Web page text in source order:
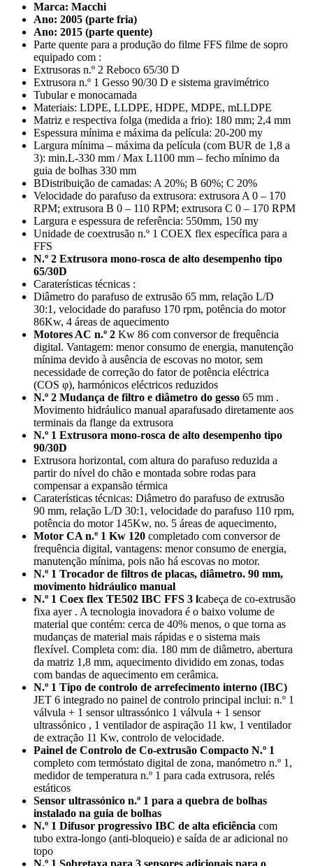
Marca: Macchi
Ano: 2005 (parte fria)
Ano: 2015 (parte quente)
Parte quente para a produção do filme FFS filme de sopro
equipado com :
Extrusoras n.º 2 Reboco 65/30 D
Extrusora n.º 1 Gesso 90/30 D e sistema gravimétrico
Tubular e monocamada
Materiais: LDPE, LLDPE, HDPE, MDPE, mLLDPE
Matriz e respectiva folga (medida a frio): 180 mm; 2,4 mm
Espessura mínima e máxima da película: 20-200 my
Largura mínima – máxima da película (com BUR de 1,8 a
3): min.L-330 mm / Max L1100 mm – fecho mínimo da
guia de bolhas 330 mm
BDistribuição de camadas: A 20%; B 60%; C 20%
Velocidade do parafuso da extrusora: extrusora A 0 – 170
RPM; extrusora B 0 – 110 RPM; extrusora C 0 – 170 RPM
Largura e espessura de referência: 550mm, 150 my
Unidade de coextrusão n.º 1 COEX flex específica para a
FFS
N.º 2 Extrusora mono-rosca de alto desempenho tipo
65/30D
Caraterísticas técnicas :
Diâmetro do parafuso de extrusão 65 mm, relação L/D
30:1, velocidade do parafuso 170 rpm, potência do motor
86Kw, 4 áreas de aquecimento
Motores AC n.º 2 Kw 86 com conversor de frequência
digital. Vantagem: menor consumo de energia, manutenção
mínima devido à ausência de escovas no motor, sem
necessidade de correção do fator de potência eléctrica
(COS φ), harmónicos eléctricos reduzidos
N.º 2 Mudança de filtro e diâmetro do gesso 65 mm .
Movimento hidráulico manual aparafusado diretamente aos
terminais da flange da extrusora
N.º 1 Extrusora mono-rosca de alto desempenho tipo
90/30D
Extrusora horizontal, com altura do parafuso reduzida a
partir do nível do chão e montada sobre rodas para
compensar a expansão térmica
Caraterísticas técnicas: Diâmetro do parafuso de extrusão
90 mm, relação L/D 30:1, velocidade do parafuso 110 rpm,
potência do motor 145Kw, no. 5 áreas de aquecimento,
Motor CA n.º 1 Kw 120 completado com conversor de
frequência digital, vantagens: menor consumo de energia,
manutenção mínima, pois não há escovas no motor.
N.º 1 Trocador de filtros de placas, diâmetro. 90 mm,
movimento hidráulico manual
N.º 1 Coex flex TE502 IBC FFS 3 lcabeça de co-extrusão
fixa ayer . A tecnologia inovadora é o baixo volume de
material que contém: cerca de 40% menos, o que torna as
mudanças de material mais rápidas e o sistema mais
flexível. Completa com: dia. 180 mm de diâmetro, abertura
da matriz 1,8 mm, aquecimento dividido em zonas, todas
com bandas de aquecimento em cerâmica.
N.º 1 Tipo de controlo de arrefecimento interno (IBC)
JET 6 integrado no painel de controlo principal inclui: n.º 1
válvula + 1 sensor ultrassónico 1 válvula + 1 sensor
ultrassónico , 1 ventilador de aspiração 11 kw, 1 ventilador
de extração 11 Kw, controlo de velocidade.
Painel de Controlo de Co-extrusão Compacto N.º 1
completo com termóstato digital de zona, manómetro n.º 1,
medidor de temperatura n.º 1 para cada extrusora, relés
estáticos
Sensor ultrassónico n.º 1 para a quebra de bolhas
instalado na guia de bolhas
N.º 1 Difusor progressivo IBC de alta eficiência com
tubo extra-longo (anti-bloqueio) e saída de ar adicional no
topo